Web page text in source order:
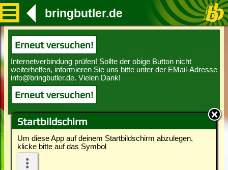
Startbildschirm
Um diese App auf deinem Startbildschirm abzulegen,
klicke bitte auf das Symbol
bringbutler.de
Erneut versuchen!
Erneut versuchen!